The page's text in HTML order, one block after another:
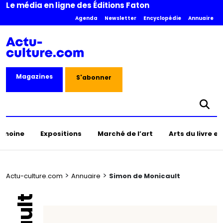
Le média en ligne des Éditions Faton
Agenda Newsletter Encyclopédie Annuaire
Magazines S'abonner
Expositions Marché de l’art Arts du livre
Actu-culture.com > Annuaire > Simon de Monicault